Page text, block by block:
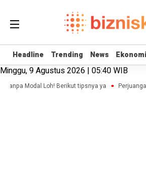
Headline Trending News Ekonomi
Headline Trending News Ekonomi
Minggu, 9 Agustus 2026 | 05:40 WIB
Modal Loh! Berikut tipsnya ya Perjuangan